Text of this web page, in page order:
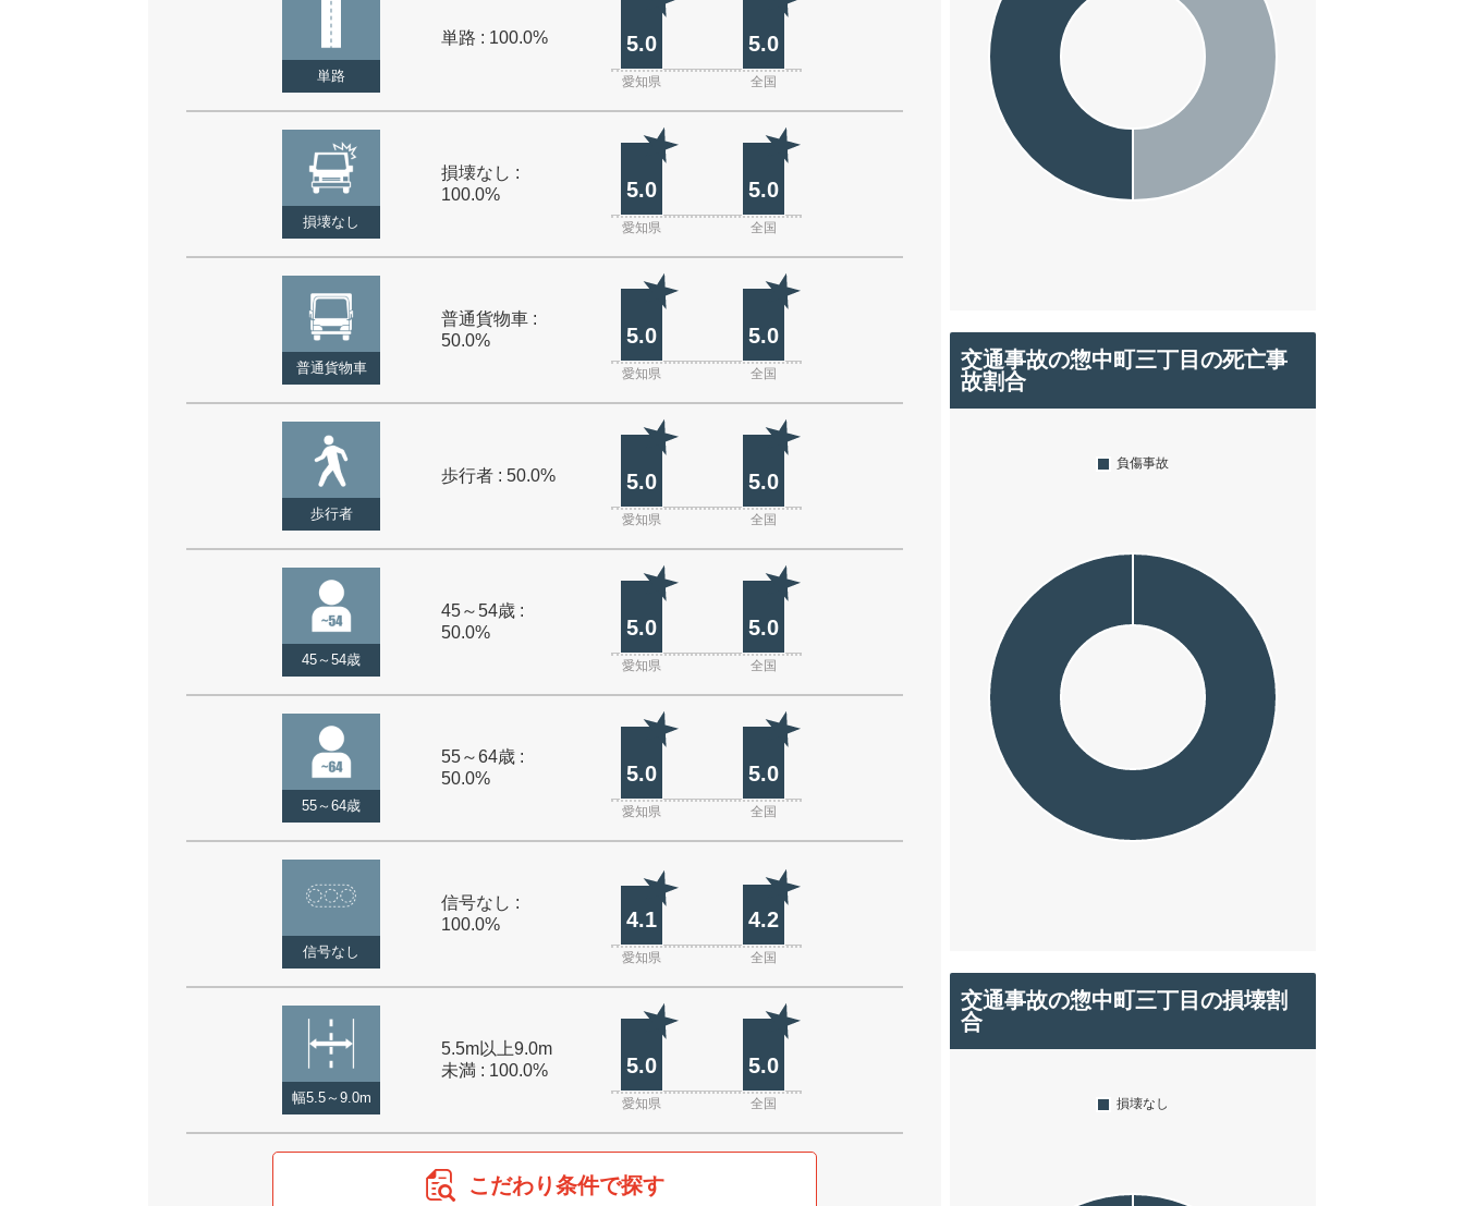
単路
単路 : 100.0% 5.0 5.0
愛知県 全国
損壊なし
損壊なし :
100.0%
5.0 5.0
愛知県 全国
普通貨物車
普通貨物車 :
50.0%
5.0 5.0
愛知県 全国
歩行者
歩行者 : 50.0% 5.0 5.0
愛知県 全国
45～54歳
45～54歳 :
50.0%
5.0 5.0
愛知県 全国
55～64歳
55～64歳 :
50.0%
5.0 5.0
愛知県 全国
信号なし
信号なし :
100.0%
4.1 4.2
愛知県 全国
幅5.5～9.0m
5.5m以上9.0m
未満 : 100.0%
5.0 5.0
愛知県 全国
こだわり条件で探す
交通事故の惣中町三丁目の死亡事
故割合
交通事故の惣中町三丁目の損壊割
合